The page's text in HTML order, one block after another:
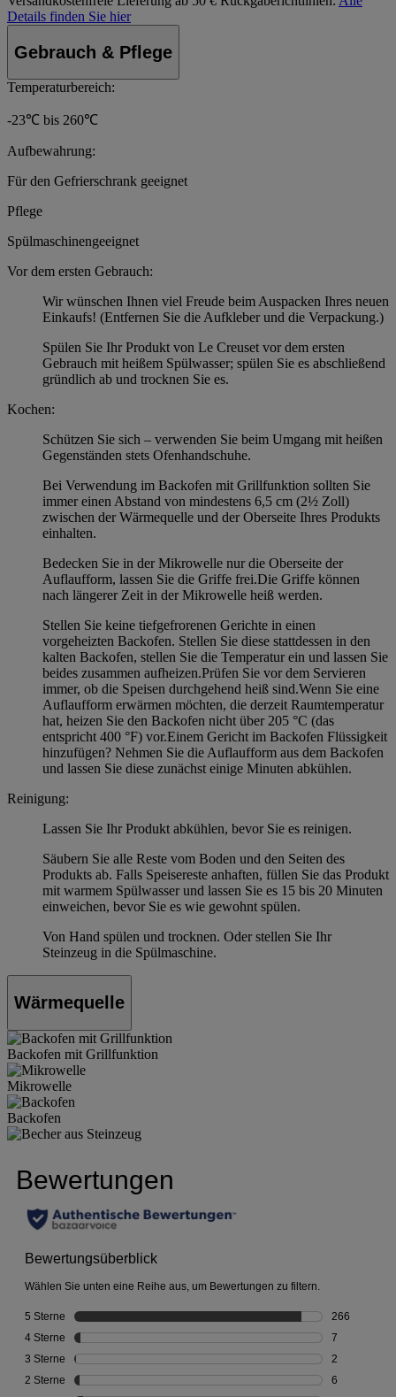
Details finden Sie hier
Gebrauch & Pflege
Temperaturbereich:
-23℃ bis 260℃
Aufbewahrung:
Für den Gefrierschrank geeignet
Pflege
Spülmaschinengeeignet
Vor dem ersten Gebrauch:
Wir wünschen Ihnen viel Freude beim Auspacken Ihres neuen
Einkaufs! (Entfernen Sie die Aufkleber und die Verpackung.)
Spülen Sie Ihr Produkt von Le Creuset vor dem ersten
Gebrauch mit heißem Spülwasser; spülen Sie es abschließend
gründlich ab und trocknen Sie es.
Kochen:
Schützen Sie sich – verwenden Sie beim Umgang mit heißen
Gegenständen stets Ofenhandschuhe.
Bei Verwendung im Backofen mit Grillfunktion sollten Sie
immer einen Abstand von mindestens 6,5 cm (2½ Zoll)
zwischen der Wärmequelle und der Oberseite Ihres Produkts
einhalten.
Bedecken Sie in der Mikrowelle nur die Oberseite der
Auflaufform, lassen Sie die Griffe frei.Die Griffe können
nach längerer Zeit in der Mikrowelle heiß werden.
Stellen Sie keine tiefgefrorenen Gerichte in einen
vorgeheizten Backofen. Stellen Sie diese stattdessen in den
kalten Backofen, stellen Sie die Temperatur ein und lassen Sie
beides zusammen aufheizen.Prüfen Sie vor dem Servieren
immer, ob die Speisen durchgehend heiß sind.Wenn Sie eine
Auflaufform erwärmen möchten, die derzeit Raumtemperatur
hat, heizen Sie den Backofen nicht über 205 °C (das
entspricht 400 °F) vor.Einem Gericht im Backofen Flüssigkeit
hinzufügen? Nehmen Sie die Auflaufform aus dem Backofen
und lassen Sie diese zunächst einige Minuten abkühlen.
Reinigung:
Lassen Sie Ihr Produkt abkühlen, bevor Sie es reinigen.
Säubern Sie alle Reste vom Boden und den Seiten des
Produkts ab. Falls Speisereste anhaften, füllen Sie das Produkt
mit warmem Spülwasser und lassen Sie es 15 bis 20 Minuten
einweichen, bevor Sie es wie gewohnt spülen.
Von Hand spülen und trocknen. Oder stellen Sie Ihr
Steinzeug in die Spülmaschine.
Wärmequelle
Backofen mit Grillfunktion
Mikrowelle
Backofen